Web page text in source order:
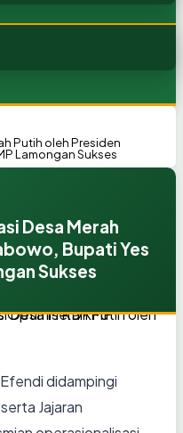
Putih oleh Presiden
Lamongan Sukses
Desa Merah
Bupati Yes
Sukses
didampingi
Jajaran